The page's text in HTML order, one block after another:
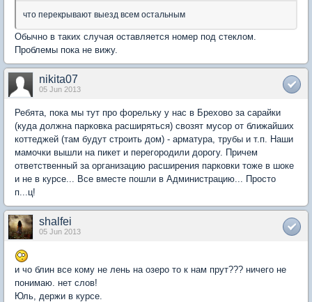
что перекрывают выезд всем остальным
Обычно в таких случая оставляется номер под стеклом.
Проблемы пока не вижу.
nikita07
05 Jun 2013
Ребята, пока мы тут про форельку у нас в Брехово за сарайки
(куда должна парковка расширяться) свозят мусор от ближайших
коттеджей (там будут строить дом) - арматура, трубы и т.п. Наши
мамочки вышли на пикет и перегородили дорогу. Причем
ответственный за организацию расширения парковки тоже в шоке
и не в курсе... Все вместе пошли в Администрацию... Просто
п...ц!
shalfei
05 Jun 2013
и чо блин все кому не лень на озеро то к нам прут??? ничего не
понимаю. нет слов!
Юль, держи в курсе.